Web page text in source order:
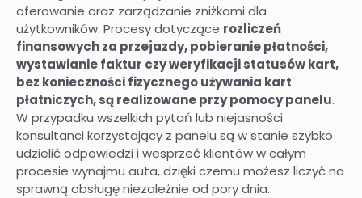
oferowanie oraz zarządzanie zniżkami dla
użytkowników. Procesy dotyczące rozliczeń
finansowych za przejazdy, pobieranie płatności,
wystawianie faktur czy weryfikacji statusów kart,
bez konieczności fizycznego używania kart
płatniczych, są realizowane przy pomocy panelu.
W przypadku wszelkich pytań lub niejasności
konsultanci korzystający z panelu są w stanie szybko
udzielić odpowiedzi i wesprzeć klientów w całym
procesie wynajmu auta, dzięki czemu możesz liczyć na
sprawną obsługę niezależnie od pory dnia.